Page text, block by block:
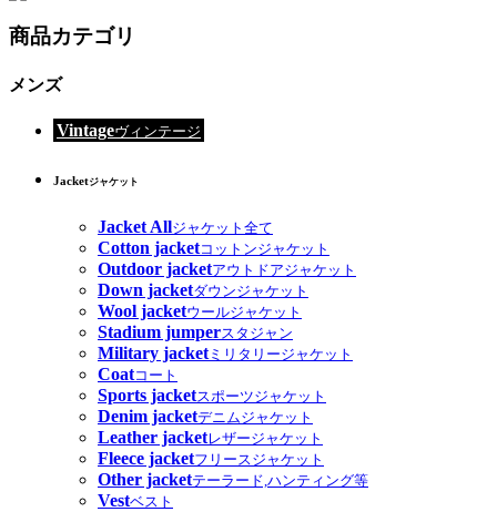
商品カテゴリ
メンズ
Vintageヴィンテージ
Jacketジャケット
Jacket Allジャケット全て
Cotton jacketコットンジャケット
Outdoor jacketアウトドアジャケット
Down jacketダウンジャケット
Wool jacketウールジャケット
Stadium jumperスタジャン
Military jacketミリタリージャケット
Coatコート
Sports jacketスポーツジャケット
Denim jacketデニムジャケット
Leather jacketレザージャケット
Fleece jacketフリースジャケット
Other jacketテーラード,ハンティング等
Vestベスト